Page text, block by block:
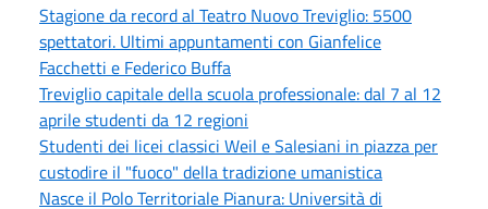
Stagione da record al Teatro Nuovo Treviglio: 5500
spettatori. Ultimi appuntamenti con Gianfelice
Facchetti e Federico Buffa
Treviglio capitale della scuola professionale: dal 7 al 12
aprile studenti da 12 regioni
Studenti dei licei classici Weil e Salesiani in piazza per
custodire il "fuoco" della tradizione umanistica
Nasce il Polo Territoriale Pianura: Università di